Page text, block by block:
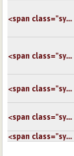
<span class="sy...
<span class="sy...
<span class="sy...
<span class="sy...
<span class="sy...